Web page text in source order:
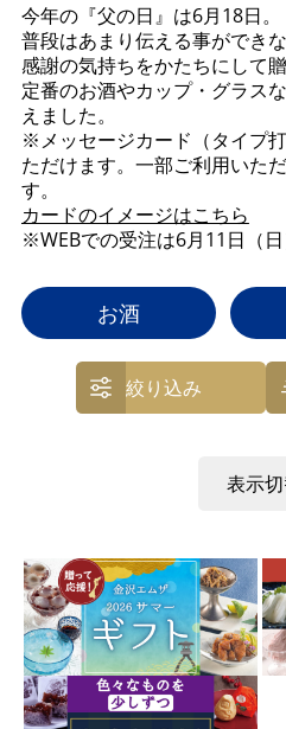
今年の『父の日』は6月18日。
普段はあまり伝える事ができ
感謝の気持ちをかたちにして贈
定番のお酒やカップ・グラス
えました。
※メッセージカード（タイプ
ただけます。一部ご利用いた
す。
カードのイメージはこちら
※WEBでの受注は6月11日（日
お酒
絞り込み
表示